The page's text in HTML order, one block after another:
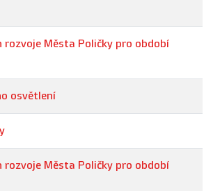
Města Poličky pro období
osvětlení
Města Poličky pro období